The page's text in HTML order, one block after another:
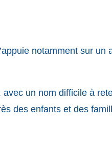
notamment sur un
un nom difficile à
des enfants et des